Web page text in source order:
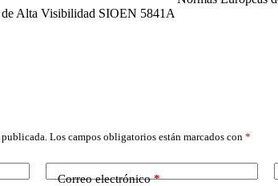
de Alta Visibilidad SIOEN 5841A
Los campos obligatorios están marcados con *
Correo electrónico*